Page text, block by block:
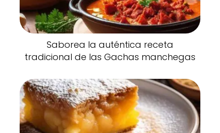
Saborea la auténtica receta
tradicional de las Gachas manchegas